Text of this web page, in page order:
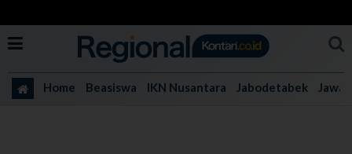
Home Beasiswa IKN Nusantara Jabodetabek Jawa